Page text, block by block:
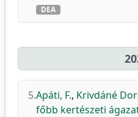
DEA
5.Apáti, F., Krivdáné
főbb kertészeti